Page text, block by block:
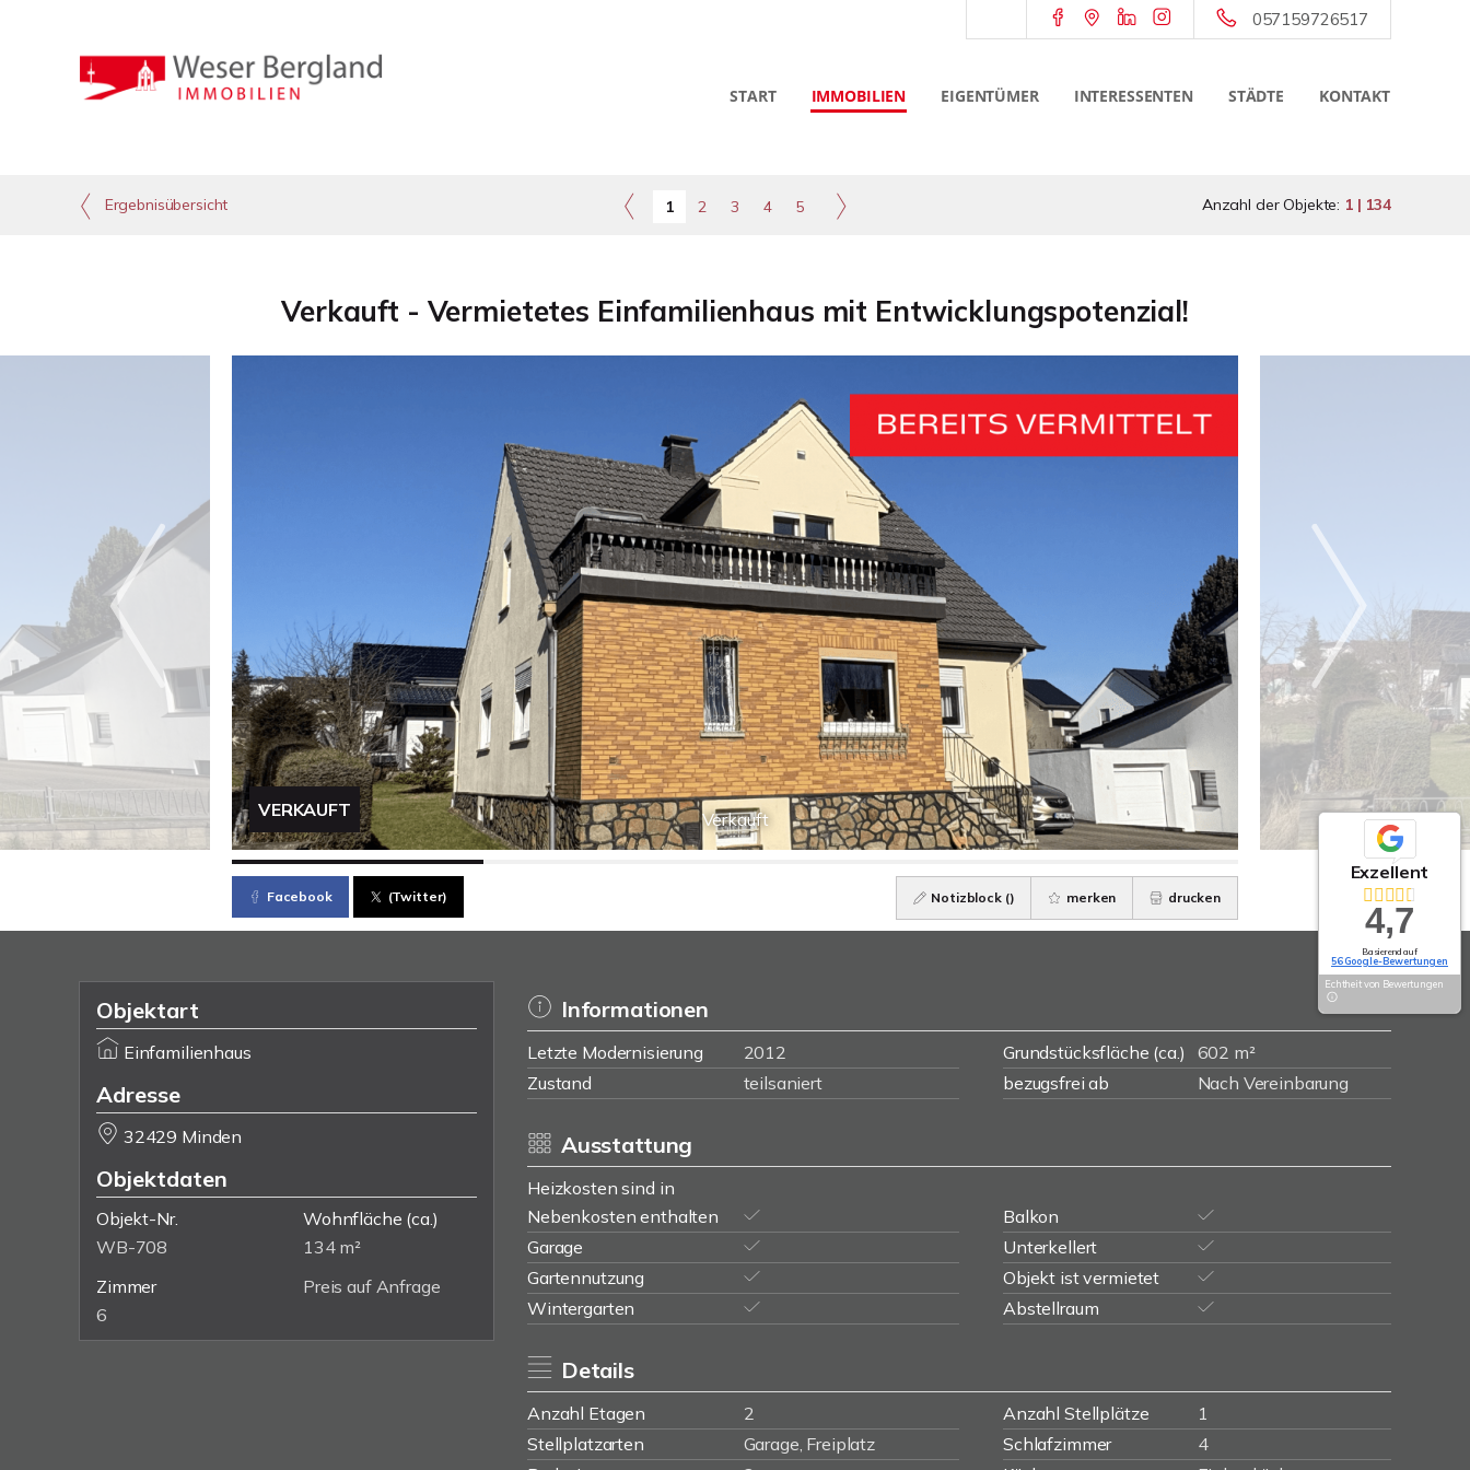
057159726517
START IMMOBILIEN EIGENTÜMER INTERESSENTEN STÄDTE KONTAKT
Ergebnisübersicht 1 2 3 4 5 Anzahl der Objekte: 1 | 134
Verkauft - Vermietetes Einfamilienhaus mit Entwicklungspotenzial!
Verkauft
VERKAUFT
Facebook (Twitter) Notizblock () merken drucken
Objektart
Einfamilienhaus
Adresse
32429 Minden
Objektdaten
Objekt-Nr.
WB-708
Wohnfläche (ca.)
134 m²
Zimmer
6
Preis auf Anfrage
Informationen
Letzte Modernisierung 2012 Grundstücksfläche (ca.)
602 m²
Zustand
teilsaniert bezugsfrei ab Nach Vereinbarung
Ausstattung
Heizkosten sind in
Nebenkosten enthalten
Balkon
Garage
Unterkellert
Gartennutzung
Objekt ist vermietet
Wintergarten
Abstellraum
Details
Anzahl Etagen 2 Anzahl Stellplätze
1
Stellplatzarten
Garage, Freiplatz Schlafzimmer
4
Exzellent
4,7
Basierend auf
56 Google-Bewertungen
Echtheit von Bewertungen